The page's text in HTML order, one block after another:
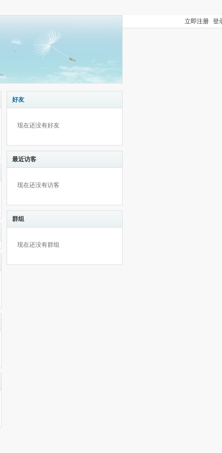
立即注册 登
好友
现在还没有好友
最近访客
现在还没有访客
群组
现在还没有群组